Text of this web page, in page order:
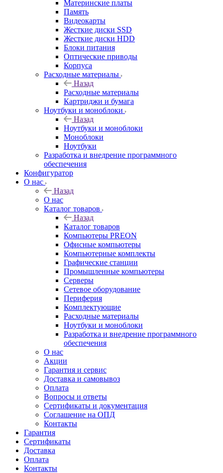
Материнские платы
Память
Видеокарты
Жесткие диски SSD
Жесткие диски HDD
Блоки питания
Оптические приводы
Корпуса
Расходные материалы
Назад
Расходные материалы
Картриджи и бумага
Ноутбуки и моноблоки
Назад
Ноутбуки и моноблоки
Моноблоки
Ноутбуки
Разработка и внедрение программного
обеспечения
Конфигуратор
О нас
Назад
О нас
Каталог товаров
Назад
Каталог товаров
Компьютеры PREON
Офисные компьютеры
Компьютерные комплекты
Графические станции
Промышленные компьютеры
Серверы
Сетевое оборудование
Периферия
Комплектующие
Расходные материалы
Ноутбуки и моноблоки
Разработка и внедрение программного
обеспечения
О нас
Акции
Гарантия и сервис
Доставка и самовывоз
Оплата
Вопросы и ответы
Сертификаты и документация
Соглашение на ОПД
Контакты
Гарантия
Сертификаты
Доставка
Оплата
Контакты